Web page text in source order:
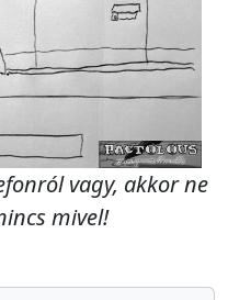
vagy, akkor ne
mivel!